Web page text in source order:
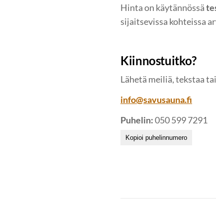
Hinta on käytännössä
sijaitsevissa kohteissa
Kiinnostuitko?
Lähetä meiliä, tekstaa
info@savusauna.fi
Puhelin:050 599 7291
Kopioi puhelinnumero